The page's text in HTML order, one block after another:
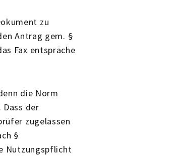
zu
Antrag gem. §
Fax entspräche
die Norm
der
zugelassen
§
Nutzungspflicht